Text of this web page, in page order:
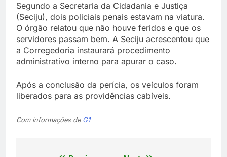
Segundo a Secretaria da Cidadania e Justiça
(Seciju), dois policiais penais estavam na viatura.
O órgão relatou que não houve feridos e que os
servidores passam bem. A Seciju acrescentou que
a Corregedoria instaurará procedimento
administrativo interno para apurar o caso.
Após a conclusão da perícia, os veículos foram
liberados para as providências cabíveis.
Com informações de G1